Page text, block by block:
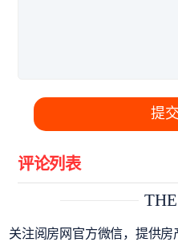
提
评论列表
关注阅房网官方微信，提供